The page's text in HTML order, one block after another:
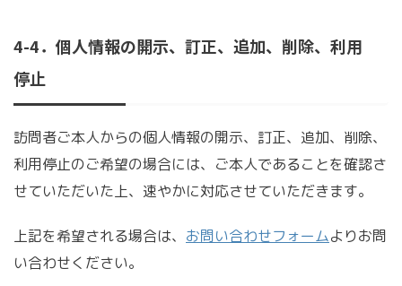
4-4．個人情報の開示、訂正、追加、削除、利用
停止
訪問者ご本人からの個人情報の開示、訂正、追加、削除、
利用停止のご希望の場合には、ご本人であることを確認さ
せていただいた上、速やかに対応させていただきます。
上記を希望される場合は、 お問い合わせフォームよりお問
い合わせください。